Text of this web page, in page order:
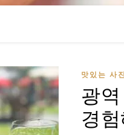
맛있는 사
광
경